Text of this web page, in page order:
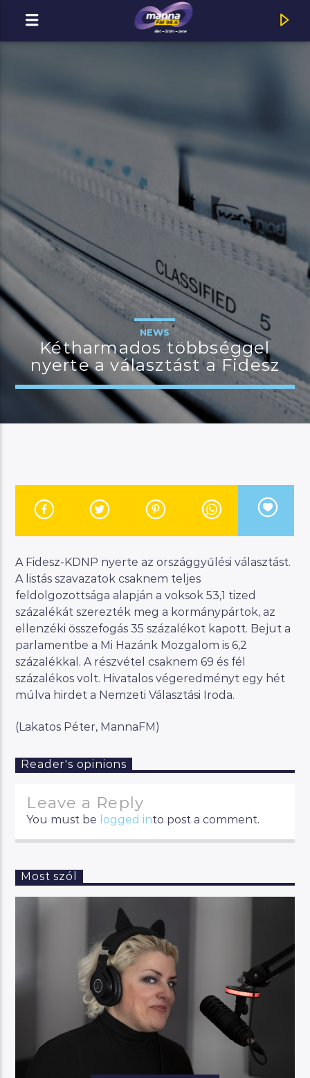
MOST ADÁSBAN
Geszti Péter & Péterfy Bori : Csak
JELENLEGI MŰSOR
MANNA DÉLELŐTT
12:00
Manna FM
NEWS
Kétharmados többséggel
nyerte a választást a Fidesz
A Fidesz-KDNP nyerte az országgyűlési választást.
A listás szavazatok csaknem teljes
feldolgozottsága alapján a voksok 53,1 tized
százalékát szerezték meg a kormánypártok, az
ellenzéki összefogás 35 százalékot kapott. Bejut a
parlamentbe a Mi Hazánk Mozgalom is 6,2
százalékkal. A részvétel csaknem 69 és fél
százalékos volt. Hivatalos végeredményt egy hét
múlva hirdet a Nemzeti Választási Iroda.
(Lakatos Péter, MannaFM)
Reader's opinions
Leave a Reply
You must be logged into post a comment.
Most szól